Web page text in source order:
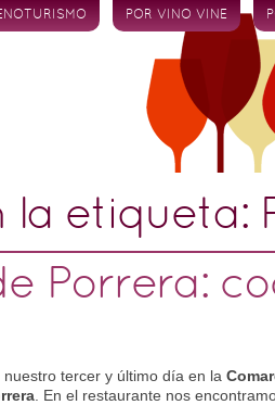
POR VINO VINE
la etiqueta:
Porrera:
nuestro tercer y último día en la
. En el restaurante nos